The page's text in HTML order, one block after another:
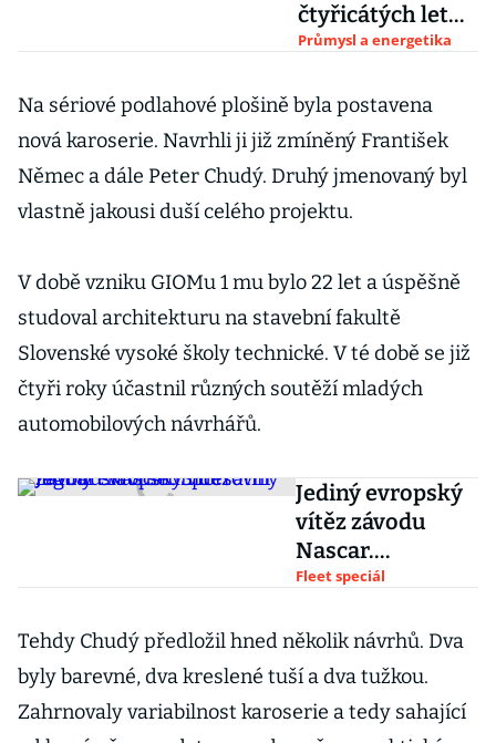
čtyřicátých let
měl baterie v
Podívejte se
Průmysl a energetika
Na sériové podlahové plošině byla postavena
nová karoserie. Navrhli ji již zmíněný František
Němec a dále Peter Chudý. Druhý jmenovaný byl
vlastně jakousi duší celého projektu.
V době vzniku GIOMu 1 mu bylo 22 let a úspěšně
studoval architekturu na stavební fakultě
Slovenské vysoké školy technické. V té době se již
čtyři roky účastnil různých soutěží mladých
automobilových návrhářů.
Jediný evropský
vítěz závodu
Nascar.
Sportovní Jaguar
sedmdesátiny
Fleet speciál
Tehdy Chudý předložil hned několik návrhů. Dva
byly barevné, dva kreslené tuší a dva tužkou.
Zahrnovaly variabilnost karoserie a tedy sahající